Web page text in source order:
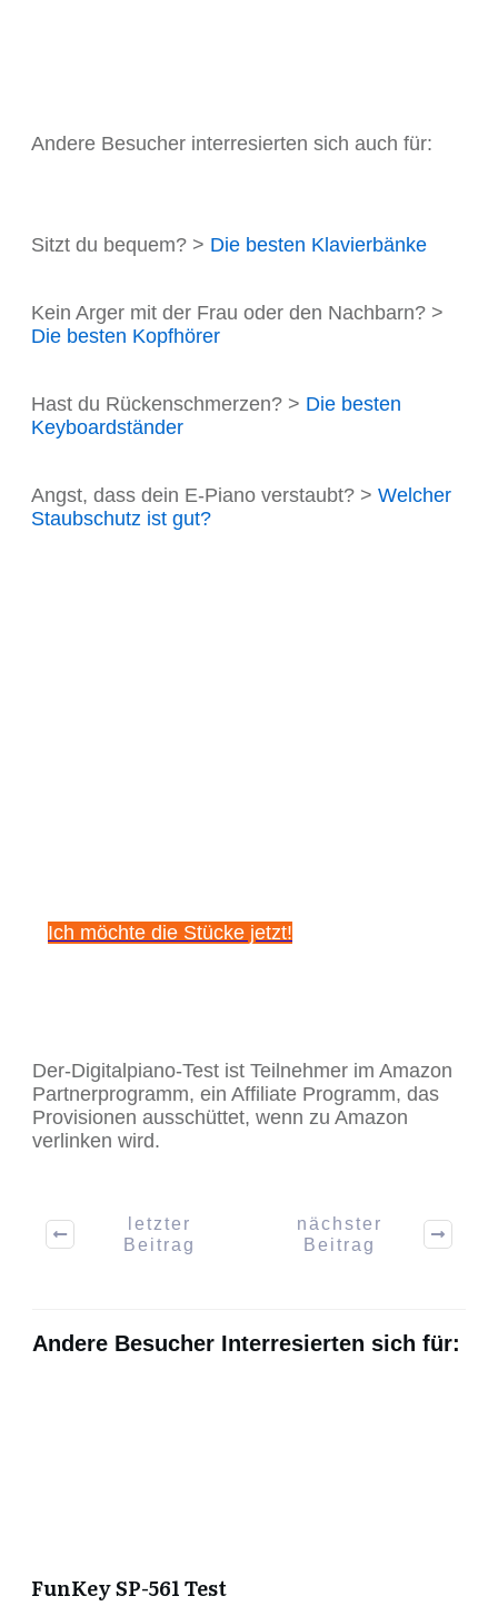
Andere Besucher interresierten sich auch für:
Sitzt du bequem? > Die besten Klavierbänke
Kein Arger mit der Frau oder den Nachbarn? >
Die besten Kopfhörer
Hast du Rückenschmerzen? > Die besten
Keyboardständer
Angst, dass dein E-Piano verstaubt? > Welcher
Staubschutz ist gut?
Ich möchte die Stücke jetzt!
Der-Digitalpiano-Test ist Teilnehmer im Amazon
Partnerprogramm, ein Affiliate Programm, das
Provisionen ausschüttet, wenn zu Amazon
verlinken wird.
letzter
Beitrag
nächster
Beitrag
Andere Besucher Interresierten sich für:
FunKey SP-561 Test